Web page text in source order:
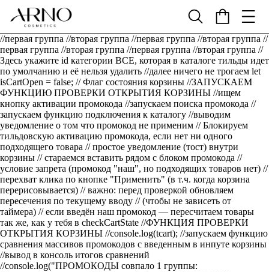
//первая группа //вторая группа //первая группа //вторая группа //
первая группа //вторая группа //первая группа //вторая группа //
Здесь укажите id категории ВСЕ, которая в каталоге тильды идет
по умолчанию и её нельзя удалить //далее ничего не трогаем let
isCartOpen = false; // Флаг состояния корзины //ЗАПУСКАЕМ
ФУНКЦИЮ ПРОВЕРКИ ОТКРЫТИЯ КОРЗИНЫ //ищем
кнопку активации промокода //запускаем поиска промокода //
запускаем функцию подключения к каталогу //выводим
уведомление о том что промокод не применим // Блокируем
тильдовскую активацию промокода, если нет ни одного
подходящего товара // простое уведомление (тост) внутри
корзины // стараемся вставить рядом с блоком промокода //
условие запрета (промокод "наш", но подходящих товаров нет) //
перехват клика по кнопке "Применить" (в т.ч. когда корзина
перерисовывается) // важно: перед проверкой обновляем
пересечения по текущему вводу // (чтобы не зависеть от
таймера) // если введён наш промокод — пересчитаем товары
так же, как у тебя в checkCartState //ФУНКЦИЯ ПРОВЕРКИ
ОТКРЫТИЯ КОРЗИНЫ //console.log(tcart); //запускаем функцию
сравнения массивов промокодов с введенным в инпуте корзины
//вывод в консоль итогов сравнений
//console.log("ПРОМОКОДЫ совпало 1 группы: